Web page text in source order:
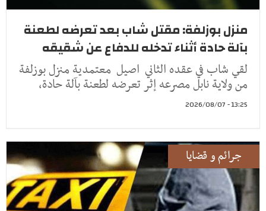
منزل بوزلفة: مقتل شاب بعد تعرضه لطعنة
بآلة حادة أثناء تدخله للدفاع عن شقيقه
لقي شاب في عقده الثاني اصيل معتمدية منزل بوزلفة
من ولاية نابل مصرعه إثر تعرضه لطعنة بآلة حادة،
13:25 - 2026/08/07
جرائم و قضايا